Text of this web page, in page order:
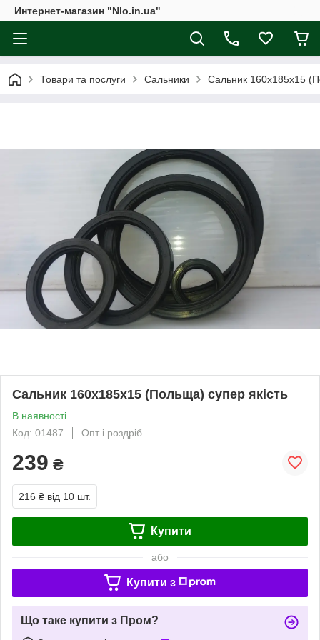
Интернет-магазин "Nlo.in.ua"
Товари та послуги Сальники Сальник 160х185х15
Сальник 160х185х15 (Польща) супер якість
В наявності
Код: 01487
Опт і роздріб
239 ₴
216 ₴ від 10 шт.
Купити
або
Купити з
Що таке купити з Пром?